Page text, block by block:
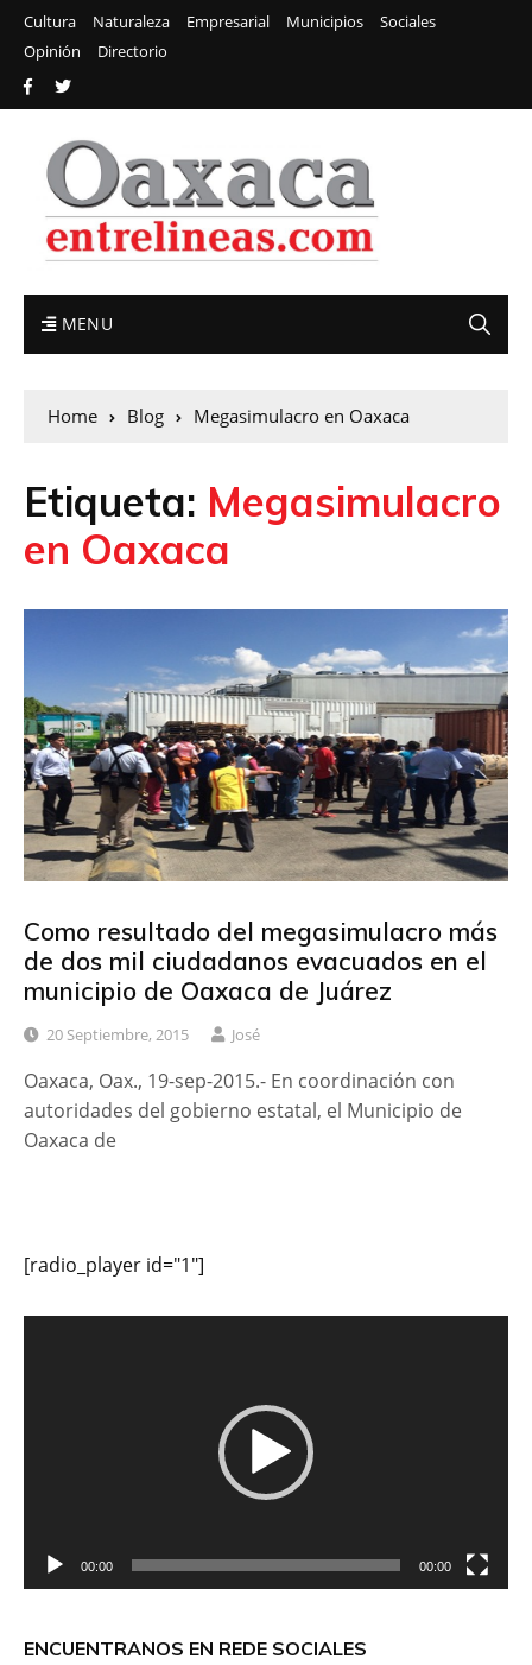
Cultura Naturaleza Empresarial Municipios
Sociales
Opinión
Directorio
MENU
Home Blog Megasimulacro en Oaxaca
Etiqueta: Megasimulacro
en Oaxaca
Como resultado del megasimulacro más
de dos mil ciudadanos evacuados en el
municipio de Oaxaca de Juárez
20 Septiembre, 2015 José
Oaxaca, Oax., 19-sep-2015.- En coordinación con
autoridades del gobierno estatal, el Municipio de
Oaxaca de
[radio_player id="1"]
00:00 00:00
ENCUENTRANOS EN REDE SOCIALES